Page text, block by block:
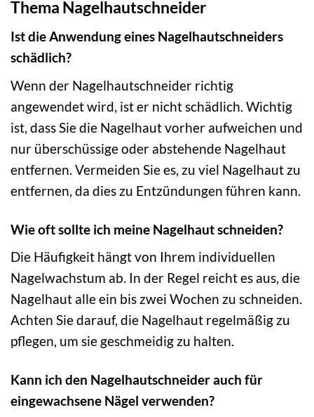
Thema Nagelhautschneider
Ist die Anwendung eines Nagelhautschneiders
schädlich?
Wenn der Nagelhautschneider richtig
angewendet wird, ist er nicht schädlich. Wichtig
ist, dass Sie die Nagelhaut vorher aufweichen und
nur überschüssige oder abstehende Nagelhaut
entfernen. Vermeiden Sie es, zu viel Nagelhaut zu
entfernen, da dies zu Entzündungen führen kann.
Wie oft sollte ich meine Nagelhaut schneiden?
Die Häufigkeit hängt von Ihrem individuellen
Nagelwachstum ab. In der Regel reicht es aus, die
Nagelhaut alle ein bis zwei Wochen zu schneiden.
Achten Sie darauf, die Nagelhaut regelmäßig zu
pflegen, um sie geschmeidig zu halten.
Kann ich den Nagelhautschneider auch für
eingewachsene Nägel verwenden?